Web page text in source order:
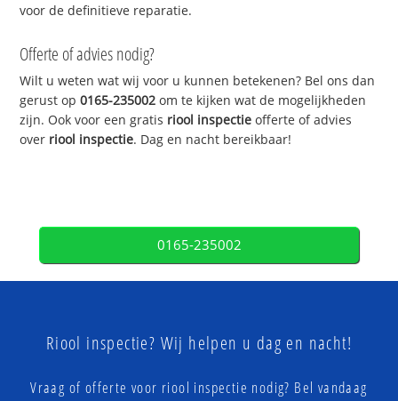
voor de definitieve reparatie.
Offerte of advies nodig?
Wilt u weten wat wij voor u kunnen betekenen? Bel ons dan
gerust op0165-235002 om te kijken wat de mogelijkheden
zijn. Ook voor een gratis riool inspectie offerte of advies
over riool inspectie. Dag en nacht bereikbaar!
0165-235002
Riool inspectie? Wij helpen u dag en nacht!
Vraag of offerte voor riool inspectie nodig? Bel vandaag